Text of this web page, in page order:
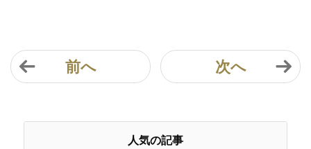
前へ 次へ
人気の記事